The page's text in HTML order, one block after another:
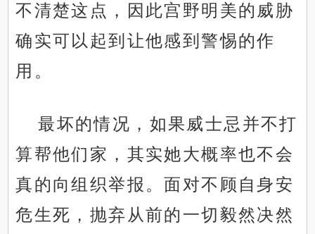
不清楚这点，因此宫野明美的威胁
确实可以起到让他感到警惕的作
用。
最坏的情况，如果威士忌并不打
算帮他们家，其实她大概率也不会
真的向组织举报。面对不顾自身安
危生死，抛弃从前的一切毅然决然